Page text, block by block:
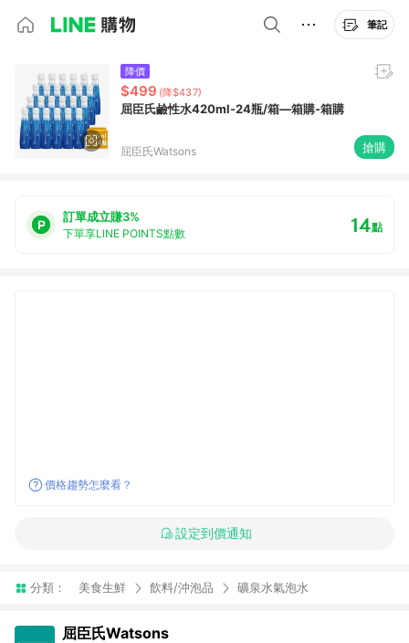
筆記
降價
$499 (降$437)
屈臣氏鹼性水420ml-24瓶/箱—箱購-箱購
屈臣氏Watsons 搶購
訂單成立賺3%
下單享LINE POINTS點數 14點
價格趨勢怎麼看？
設定到價通知
分類： 美食生鮮 飲料/沖泡品 礦泉水氣泡水
屈臣氏Watsons